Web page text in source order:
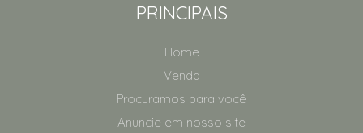
PRINCIPAIS
Home
Venda
Procuramos para você
Anuncie em nosso site